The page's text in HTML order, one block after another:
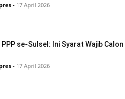
- 17 April 2026
se-Sulsel: Ini Syarat Wajib Calon
- 17 April 2026